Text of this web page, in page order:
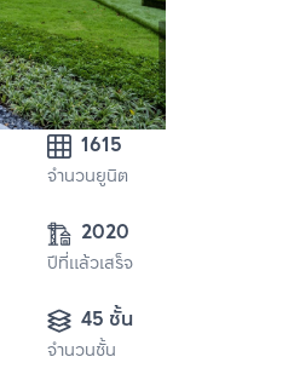
1615
จำนวนยูนิต
2020
ปีที่แล้วเสร็จ
45 ชั้น
จำนวนชั้น